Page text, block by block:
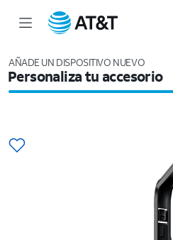
AÑADE UN DISPOSITIVO NUEVO
Personaliza tu accesorio